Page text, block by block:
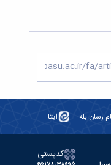
رسان بله ایتا
کدپستی